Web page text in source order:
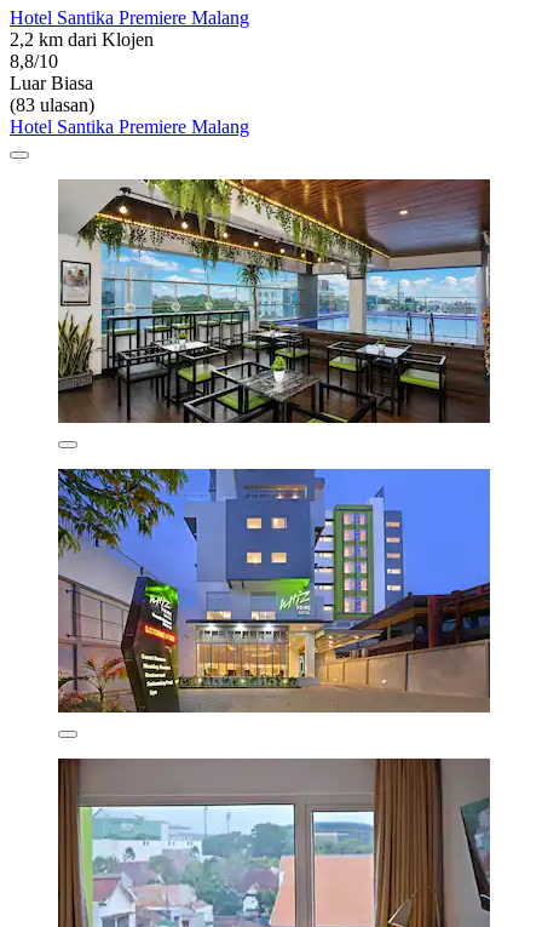
Hotel Santika Premiere Malang
2,2 km dari Klojen
8,8/10
Luar Biasa
(83 ulasan)
Hotel Santika Premiere Malang